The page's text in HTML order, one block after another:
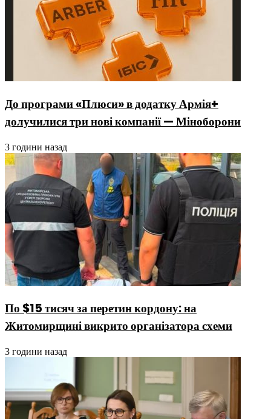
До програми «Плюси» в додатку Армія+
долучилися три нові компанії — Міноборони
3 години назад
По $15 тисяч за перетин кордону: на
Житомирщині викрито організатора схеми
3 години назад